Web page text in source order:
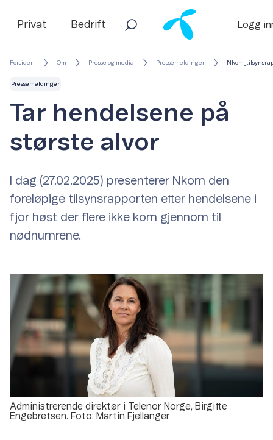
Privat Bedrift Logg
Forsiden Om Presse og media Pressemeldinger
Pressemeldinger
Tar hendelsene på
største alvor
I dag (27.02.2025) presenterer Nkom den
foreløpige tilsynsrapporten etter hendelsene i
fjor høst der flere ikke kom gjennom til
nødnumrene.
Administrerende direktør i Telenor Norge, Birgitte
Engebretsen. Foto: Martin Fjellanger